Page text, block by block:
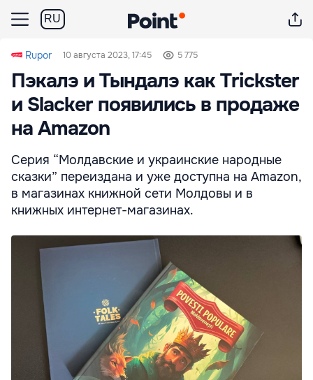
RU
Rupor 10 августа 2023, 17:45 5 775
Пэкалэ и Тындалэ как Trickster
и Slacker появились в продаже
на Amazon
Серия “Молдавские и украинские народные
сказки” переиздана и уже доступна на Amazon,
в магазинах книжной сети Молдовы и в
книжных интернет-магазинах.